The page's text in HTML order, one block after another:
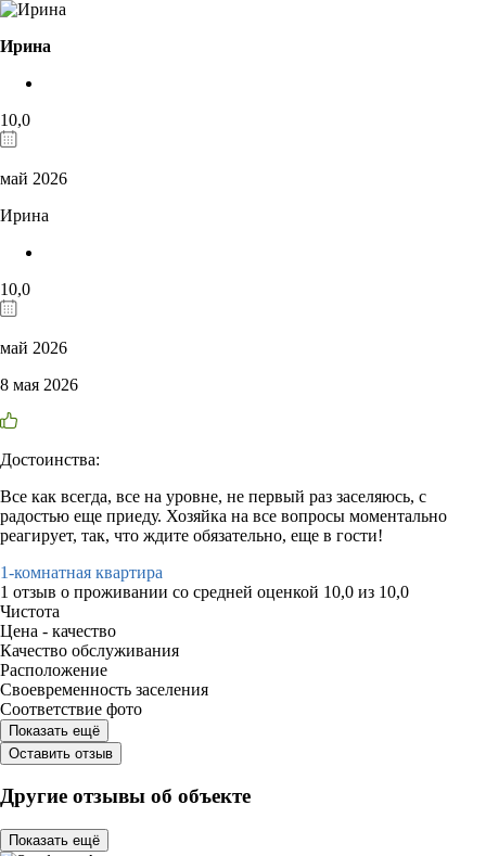
Ирина
10,0
май 2026
Ирина
10,0
май 2026
8 мая 2026
Достоинства:
Все как всегда, все на уровне, не первый раз заселяюсь, с
радостью еще приеду. Хозяйка на все вопросы моментально
реагирует, так, что ждите обязательно, еще в гости!
1-комнатная квартира
1 отзыв о проживании со средней оценкой 10,0 из 10,0
Чистота
Цена - качество
Качество обслуживания
Расположение
Своевременность заселения
Соответствие фото
Показать ещё
Оставить отзыв
Другие отзывы об объекте
Показать ещё